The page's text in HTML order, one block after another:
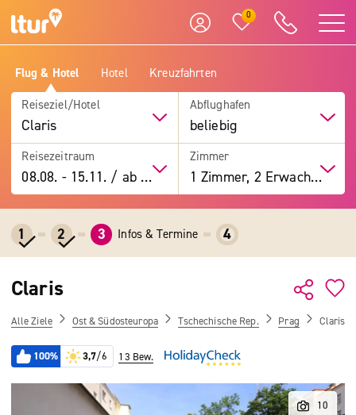
0
Flug & Hotel Hotel Kreuzfahrten
Reiseziel/Hotel
Claris
Abflughafen
beliebig
Reisezeitraum
08.08. -15.11. / ab 7 Tage
Zimmer
1 Zimmer, 2 Erwachsene
1 2 3 Infos & Termine 4
Claris
Alle Ziele Ost & Südosteuropa Tschechische Rep. Prag Claris
100% 3,7/6 13 Bew.